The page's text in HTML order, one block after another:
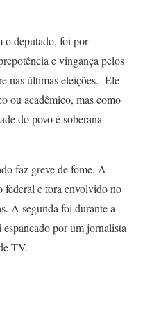
o deputado, foi por
e vingança pelos
nas últimas eleições. Ele
ou acadêmico, mas como
do povo é soberana
faz greve de fome. A
federal e fora envolvido no
A segunda foi durante a
por um jornalista
TV.